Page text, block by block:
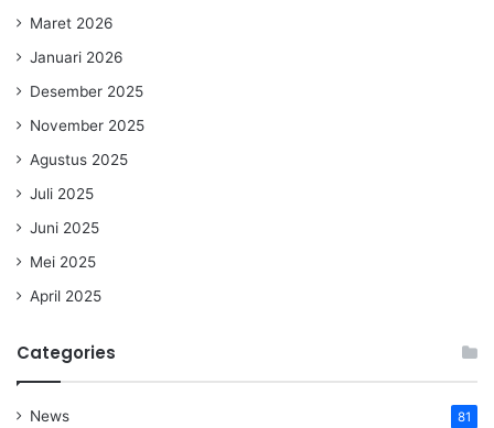
Maret 2026
Januari 2026
Desember 2025
November 2025
Agustus 2025
Juli 2025
Juni 2025
Mei 2025
April 2025
Categories
News 81